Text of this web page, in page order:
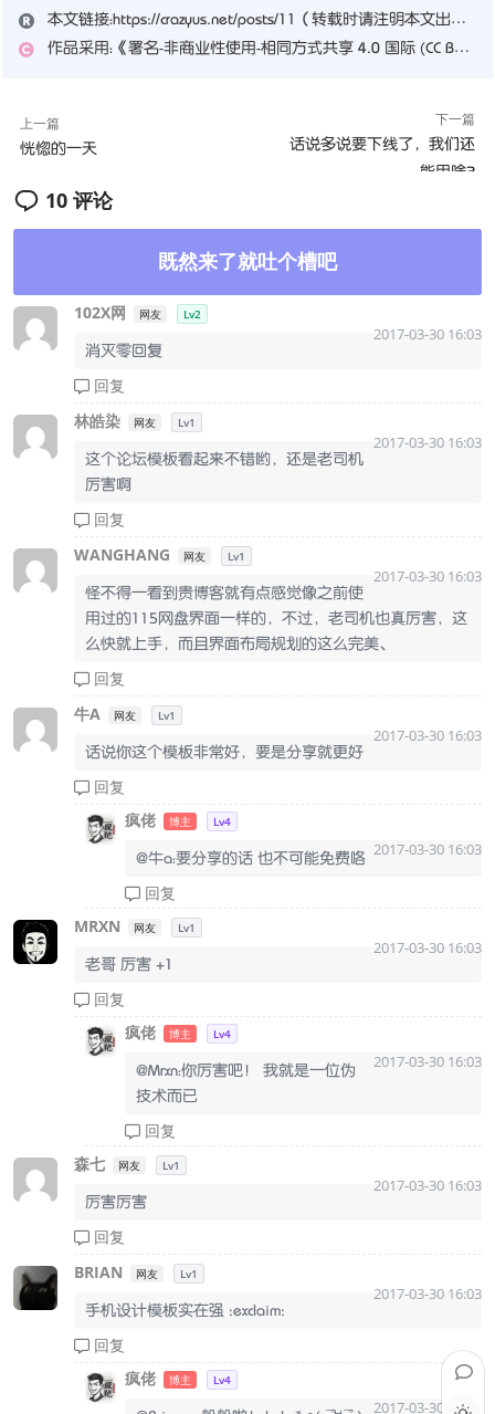
本文链接：https://crazyus.net/posts/11
（转载时请注明本文出处及文章链接）
作品采用： 《署名-非商业性使用-相同方式共享 4.0 国际 (CC BY-NC-SA 4.0)
上一篇
恍惚的一天
下一篇
话说多说要下线了，我们还
能用啥？
10 评论
既然来了就吐个槽吧
102X网 网友 Lv2
2017-03-30 16:03
消灭零回复
回复
林皓染
网友 Lv1
2017-03-30 16:03
这个论坛模板看起来不错哟，还是老司机
厉害啊
回复
WANGHANG
网友 Lv1
2017-03-30 16:03
怪不得一看到贵博客就有点感觉像之前使
用过的115网盘界面一样的，不过，老司机也真厉害，这
么快就上手，而且界面布局规划的这么完美、
回复
牛A
网友 Lv1
2017-03-30 16:03
话说你这个模板非常好，要是分享就更好
回复
疯佬
博主 Lv4
2017-03-30 16:03
@牛a：要分享的话 也不可能免费咯
回复
MRXN
网友 Lv1
2017-03-30 16:03
老哥 厉害 +1
回复
疯佬
博主 Lv4
2017-03-30 16:03
@Mrxn：你厉害吧！ 我就是一位伪
技术而已
回复
森七
网友 Lv1
2017-03-30 16:03
厉害厉害
回复
BRIAN
网友 Lv1
2017-03-30 16:03
手机设计模板实在强 :exclaim:
回复
疯佬
博主 Lv4
2017-03-30 16:03